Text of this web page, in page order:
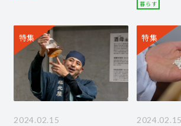
暮らす
特集
2024.02.15
特集
2024.02.15